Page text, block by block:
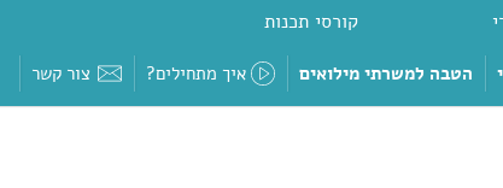
קורסי תכנות
הטבה למשרתי מילואים איך מתחילים? צור קשר